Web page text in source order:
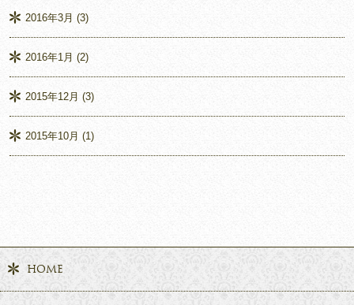
2016年3月 (3)
2016年1月 (2)
2015年12月 (3)
2015年10月 (1)
HOME